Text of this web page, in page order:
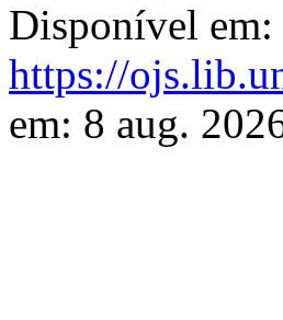
Disponível em:
https://
em: 8 aug.